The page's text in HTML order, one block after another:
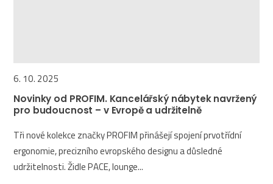
6. 10. 2025
Novinky od PROFIM. Kancelářský nábytek navržený
pro budoucnost – v Evropě a udržitelně
Tři nové kolekce značky PROFIM přinášejí spojení prvotřídní
ergonomie, precizního evropského designu a důsledné
udržitelnosti. Židle PACE, lounge...